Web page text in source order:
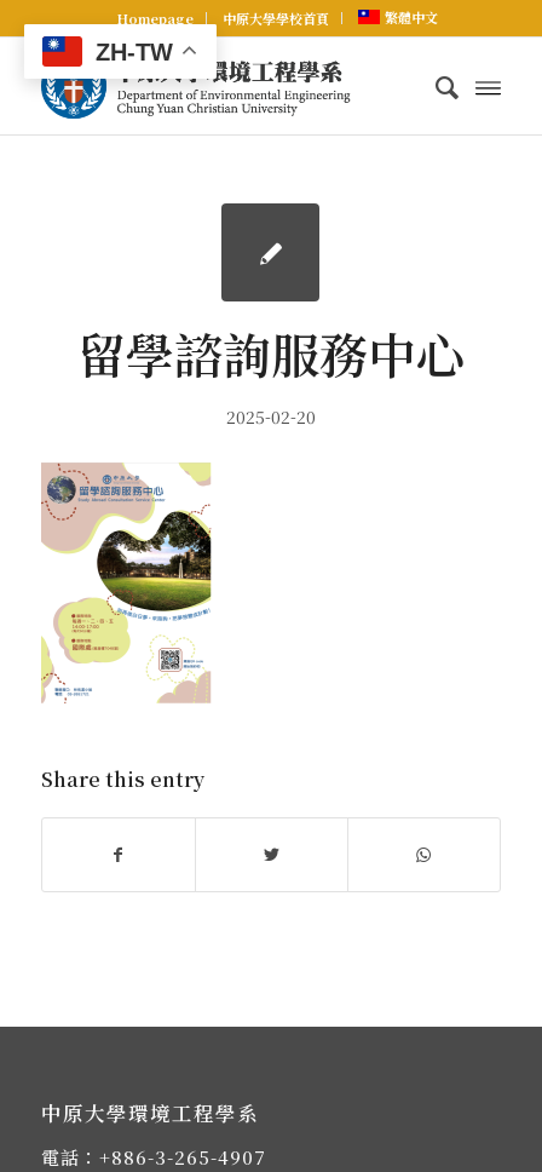
Homepage 中原大學學校首頁 繁體中文
留學諮詢服務中心
2025-02-20
Share this entry
中原大學環境工程學系
電話： +886-3-265-4907
ZH-TW